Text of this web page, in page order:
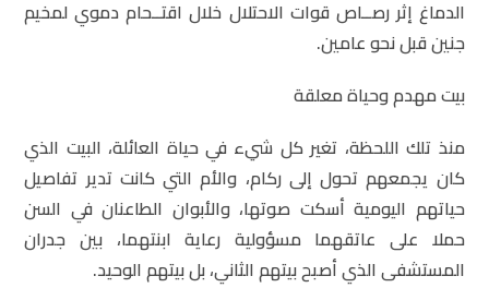
الدماغ إثر رصــاص قوات الاحتلال خلال اقتــحام دموي لمخيم
جنين قبل نحو عامين.
بيت مهدم وحياة معلقة
منذ تلك اللحظة، تغير كل شيء في حياة العائلة، البيت الذي
كان يجمعهم تحول إلى ركام، والأم التي كانت تدير تفاصيل
حياتهم اليومية أسكت صوتها، والأبوان الطاعنان في السن
حملا على عاتقهما مسؤولية رعاية ابنتهما، بين جدران
المستشفى الذي أصبح بيتهم الثاني، بل بيتهم الوحيد.